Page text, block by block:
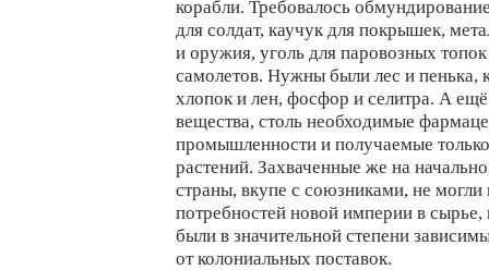
корабли. Требовалось
для солдат, каучук для покрышек,
и оружия, уголь для паровозных
самолетов. Нужны были лес и пенька,
хлопок и лен, фосфор и селитра. А
вещества, столь необходимые
промышленности и получаемые только
растений. Захваченные же на
страны, вкупе с союзниками, не могли
потребностей новой империи в сырье,
были в значительной степени
от колониальных поставок.